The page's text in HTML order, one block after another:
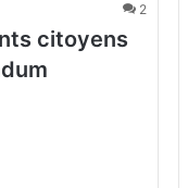
2
citoyens